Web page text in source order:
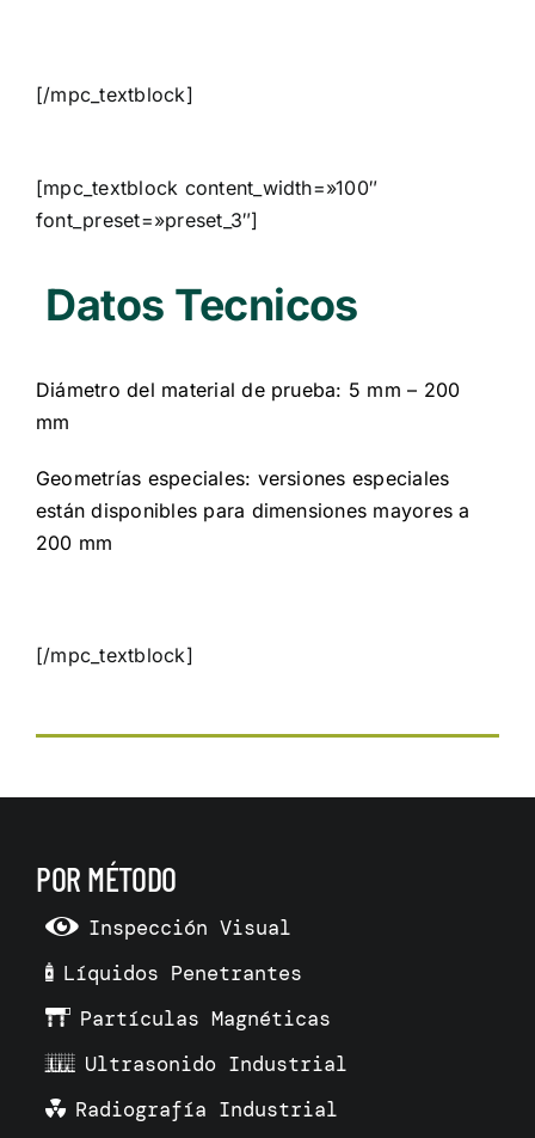
[/mpc_textblock]
[mpc_textblock content_width=»100″
font_preset=»preset_3″]
Datos Tecnicos
Diámetro del material de prueba: 5 mm – 200
mm
Geometrías especiales: versiones especiales
están disponibles para dimensiones mayores a
200 mm
[/mpc_textblock]
POR MÉTODO
Inspección Visual
Líquidos Penetrantes
Partículas Magnéticas
Ultrasonido Industrial
Radiografía Industrial